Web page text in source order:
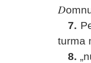
D
7.
turma
8.